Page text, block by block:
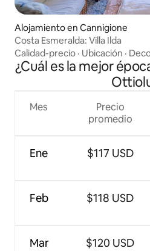
Alojamiento en Cannigione
Costa Esmeralda: Villa Ilda
Calidad-precio · Ubicación ·
¿Cuál es la mejor
Mes
Ene
Feb
Mar
Precio
promedio
$117 USD
$118 USD
$120 USD